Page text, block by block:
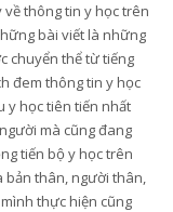
thông tin y học trên
bài viết là những
chuyển thể từ tiếng
đem thông tin y học
y học tiên tiến nhất
mà cũng đang
tiến bộ y học trên
bản thân, người thân,
thực hiện cũng